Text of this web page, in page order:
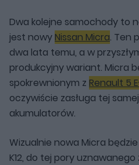
Dwa kolejne samochody to
jest nowy Nissan Micra. Ten
dwa lata temu, a w
produkcyjny wariant. Micra
spokrewnionym z Renault 5
oczywiście zasługa tej
akumulatorów.
Wizualnie nowa Micra
K12, do tej pory